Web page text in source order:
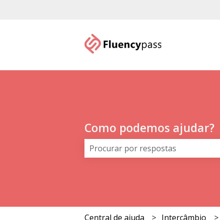
Como podemos ajudar?
Central de ajuda Intercâmbio